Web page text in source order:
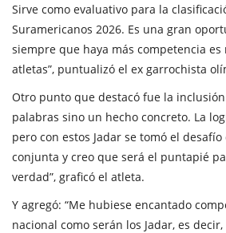
Sirve como evaluativo para la
Suramericanos 2026. Es una gran
siempre que haya más competencia
atletas”, puntualizó el ex garrochista
Otro punto que destacó fue la
palabras sino un hecho concreto. La
pero con estos Jadar se tomó el
conjunta y creo que será el puntapié
verdad”, graficó el atleta.
Y agregó: “Me hubiese encantado
nacional como serán los Jadar, es